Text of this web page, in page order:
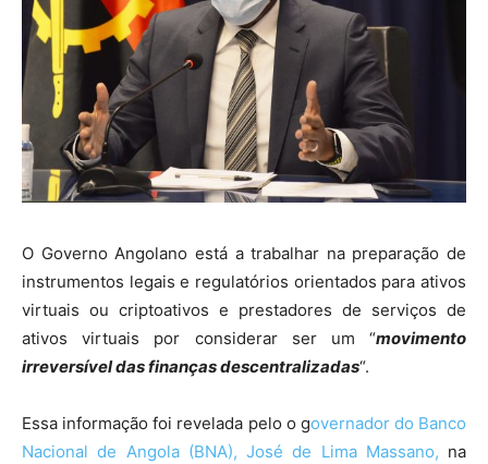
O Governo Angolano está a trabalhar na preparação de
instrumentos legais e regulatórios orientados para ativos
virtuais ou criptoativos e prestadores de serviços de
ativos virtuais por considerar ser um “movimento
irreversível das finanças descentralizadas“.
Essa informação foi revelada pelo o governador do Banco
Nacional de Angola (BNA), José de Lima Massano, na